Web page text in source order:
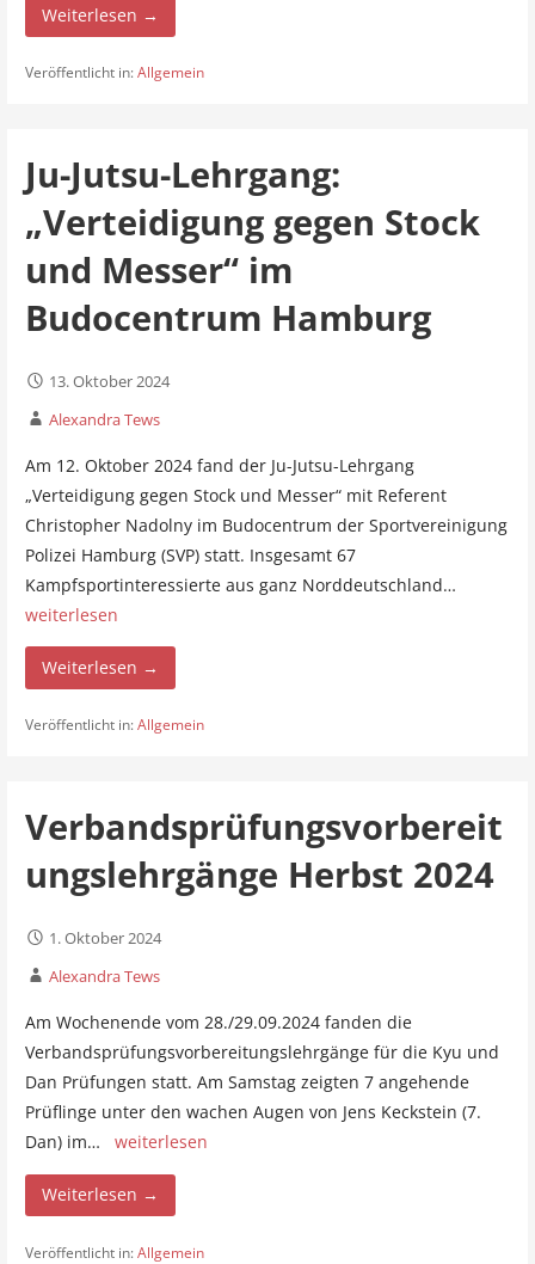
Weiterlesen →
Veröffentlicht in:Allgemein
Ju-Jutsu-Lehrgang:
„Verteidigung gegen Stock
und Messer“ im
Budocentrum Hamburg
13. Oktober 2024
Alexandra Tews
Am 12. Oktober 2024 fand der Ju-Jutsu-Lehrgang
„Verteidigung gegen Stock und Messer“ mit Referent
Christopher Nadolny im Budocentrum der Sportvereinigung
Polizei Hamburg (SVP) statt. Insgesamt 67
Kampfsportinteressierte aus ganz Norddeutschland…
weiterlesen
Weiterlesen →
Veröffentlicht in:Allgemein
Verbandsprüfungsvorbereit
ungslehrgänge Herbst 2024
1. Oktober 2024
Alexandra Tews
Am Wochenende vom 28./29.09.2024 fanden die
Verbandsprüfungsvorbereitungslehrgänge für die Kyu und
Dan Prüfungen statt. Am Samstag zeigten 7 angehende
Prüflinge unter den wachen Augen von Jens Keckstein (7.
Dan) im… weiterlesen
Weiterlesen →
Veröffentlicht in:Allgemein